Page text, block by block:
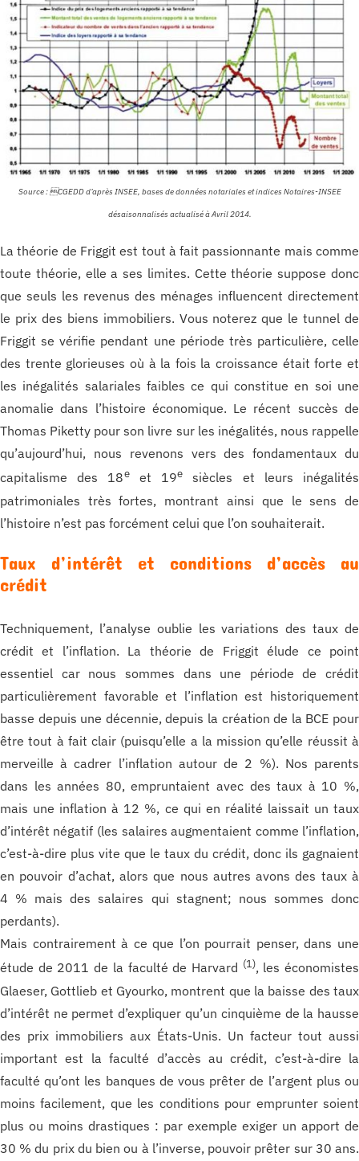
Source : CGEDD d’après INSEE, bases de données notariales et indices Notaires-INSEE
désaisonnalisés actualisé à Avril 2014.
La théorie de Friggit est tout à fait passionnante mais comme
toute théorie, elle a ses limites. Cette théorie suppose donc
que seuls les revenus des ménages influencent directement
le prix des biens immobiliers. Vous noterez que le tunnel de
Friggit se vérifie pendant une période très particulière, celle
des trente glorieuses où à la fois la croissance était forte et
les inégalités salariales faibles ce qui constitue en soi une
anomalie dans l’histoire économique. Le récent succès de
Thomas Piketty pour son livre sur les inégalités, nous rappelle
qu’aujourd’hui, nous revenons vers des fondamentaux du
capitalisme des 18eet 19e siècles et leurs inégalités
patrimoniales très fortes, montrant ainsi que le sens de
l’histoire n’est pas forcément celui que l’on souhaiterait.
Taux d’intérêt et conditions d’accès au
crédit
Techniquement, l’analyse oublie les variations des taux de
crédit et l’inflation. La théorie de Friggit élude ce point
essentiel car nous sommes dans une période de crédit
particulièrement favorable et l’inflation est historiquement
basse depuis une décennie, depuis la création de la BCE pour
être tout à fait clair (puisqu’elle a la mission qu’elle réussit à
merveille à cadrer l’inflation autour de 2 %). Nos parents
dans les années 80, empruntaient avec des taux à 10 %,
mais une inflation à 12 %, ce qui en réalité laissait un taux
d’intérêt négatif (les salaires augmentaient comme l’inflation,
c’est-à-dire plus vite que le taux du crédit, donc ils gagnaient
en pouvoir d’achat, alors que nous autres avons des taux à
4 % mais des salaires qui stagnent; nous sommes donc
perdants).
Mais contrairement à ce que l’on pourrait penser, dans une
étude de 2011 de la faculté de Harvard (1), les économistes
Glaeser, Gottlieb et Gyourko, montrent que la baisse des taux
d’intérêt ne permet d’expliquer qu’un cinquième de la hausse
des prix immobiliers aux États-Unis. Un facteur tout aussi
important est la faculté d’accès au crédit, c’est-à-dire la
faculté qu’ont les banques de vous prêter de l’argent plus ou
moins facilement, que les conditions pour emprunter soient
plus ou moins drastiques : par exemple exiger un apport de
30 % du prix du bien ou à l’inverse, pouvoir prêter sur 30 ans.